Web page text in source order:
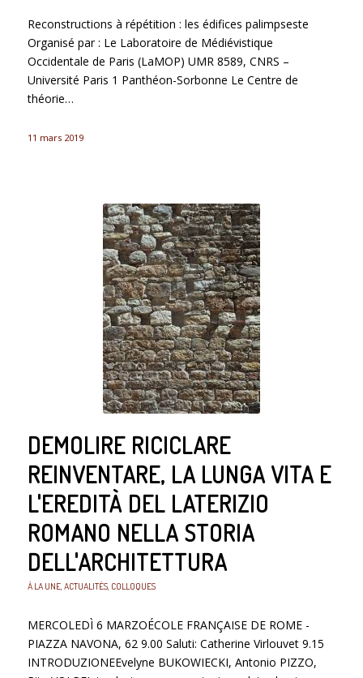
Reconstructions à répétition : les édifices palimpseste
Organisé par : Le Laboratoire de Médiévistique
Occidentale de Paris (LaMOP) UMR 8589, CNRS –
Université Paris 1 Panthéon-Sorbonne Le Centre de
théorie…
11 mars 2019
DEMOLIRE RICICLARE
REINVENTARE, LA LUNGA VITA E
L'EREDITÀ DEL LATERIZIO
ROMANO NELLA STORIA
DELL'ARCHITETTURA
À LA UNE, ACTUALITÉS, COLLOQUES
MERCOLEDÌ 6 MARZOÉCOLE FRANÇAISE DE ROME -
PIAZZA NAVONA, 62 9.00 Saluti: Catherine Virlouvet 9.15
INTRODUZIONEEvelyne BUKOWIECKI, Antonio PIZZO,